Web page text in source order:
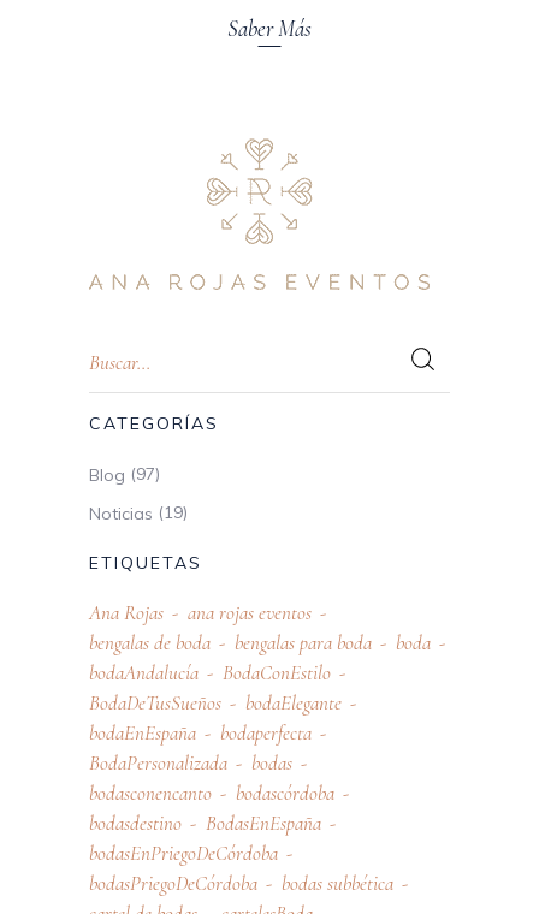
Saber Más
CATEGORÍAS
Blog (97)
Noticias (19)
ETIQUETAS
Ana Rojas
ana rojas eventos
bengalas de boda
bengalas para boda
boda
bodaAndalucía
BodaConEstilo
BodaDeTusSueños
bodaElegante
bodaEnEspaña
bodaperfecta
BodaPersonalizada
bodas
bodasconencanto
bodascórdoba
bodasdestino
BodasEnEspaña
bodasEnPriegoDeCórdoba
bodasPriegoDeCórdoba
bodas subbética